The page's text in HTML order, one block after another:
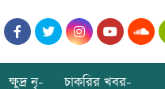
ক্ষুদ্র নৃ-
চাকরির খবর-